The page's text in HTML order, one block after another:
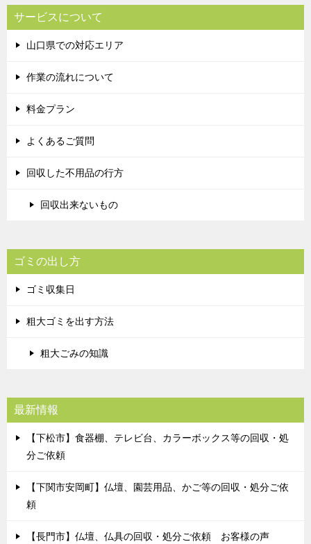
サービスについて
山口県での対応エリア
作業の流れについて
料金プラン
よくあるご質問
回収した不用品の行方
回収出来ないもの
ゴミの出し方
ゴミ収集日
粗大ゴミを出す方法
粗大ごみの知識
最新情報
【下松市】食器棚、テレビ台、カラーボックス等の回収・処
分ご依頼
【下関市安岡町】仏壇、園芸用品、かご等の回収・処分ご依
頼
【長門市】仏壇、仏具の回収・処分ご依頼 お客様の声